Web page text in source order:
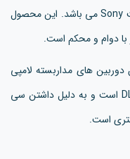
شرکت Sony می باشد. این محصول
با دوام و محکم است.
دوربین های مداربسته لامپی
دارد. رزولوشن تصویر آن مشابه تصویر DL-908 است و به دلیل داشتن سی